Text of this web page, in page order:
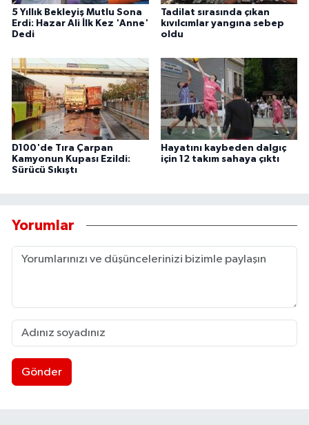
5 Yıllık Bekleyiş Mutlu Sona
Erdi: Hazar Ali İlk Kez 'Anne'
Dedi
Tadilat sırasında çıkan
kıvılcımlar yangına sebep
oldu
D100'de Tıra Çarpan
Kamyonun Kupası Ezildi:
Sürücü Sıkıştı
Hayatını kaybeden dalgıç
için 12 takım sahaya çıktı
Yorumlar
Gönder